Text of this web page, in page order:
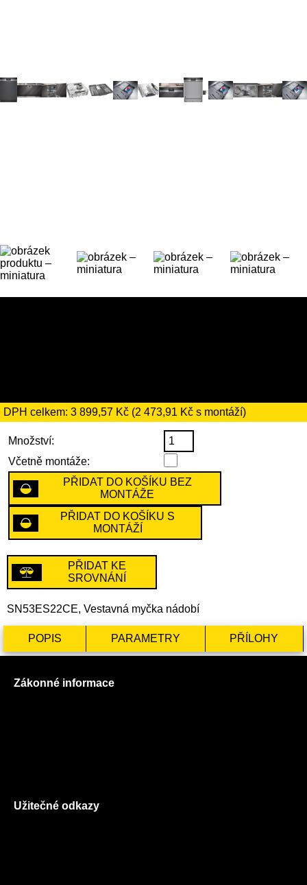
DPH celkem: 3 899,57 Kč (2 473,91 Kč s montáží)
Množství:
Včetně montáže:
PŘIDAT DO KOŠÍKU BEZ
MONTÁŽE
PŘIDAT DO KOŠÍKU S
MONTÁŽÍ
PŘIDAT KE
SROVNÁNÍ
SN53ES22CE, Vestavná myčka nádobí
POPIS PARAMETRY PŘÍLOHY
Zákonné informace
Užitečné odkazy